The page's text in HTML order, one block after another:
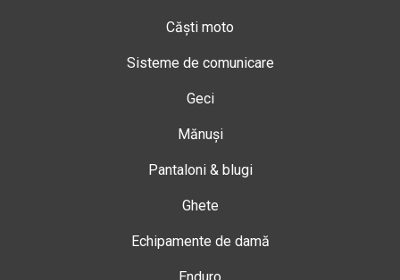
Căști moto
Sisteme de comunicare
Geci
Mănuși
Pantaloni & blugi
Ghete
Echipamente de damă